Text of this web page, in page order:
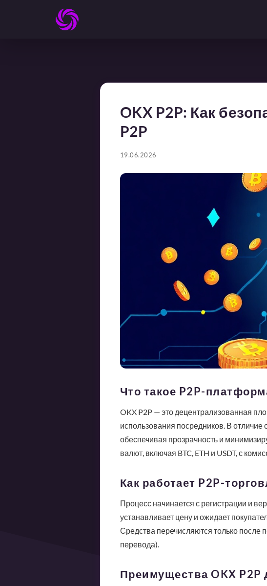
OKX P2P: Как
P2P
19.06.2026
Что такое P2P-
OKX P2P — это децентрализованная
использования посредников. В отличие
обеспечивая прозрачность и
валют, включая BTC, ETH и USDT, с
Как работает P2P-
Процесс начинается с регистрации и
устанавливает цену и ожидает
Средства перечисляются только после
перевода).
Преимущества OKX P2P